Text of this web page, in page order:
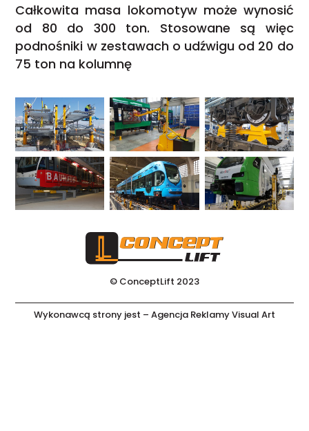
Całkowita masa lokomotyw może wynosić
od 80 do 300 ton. Stosowane są więc
podnośniki w zestawach o udźwigu od 20 do
75 ton na kolumnę
© ConceptLift 2023
Wykonawcą strony jest – Agencja Reklamy Visual Art